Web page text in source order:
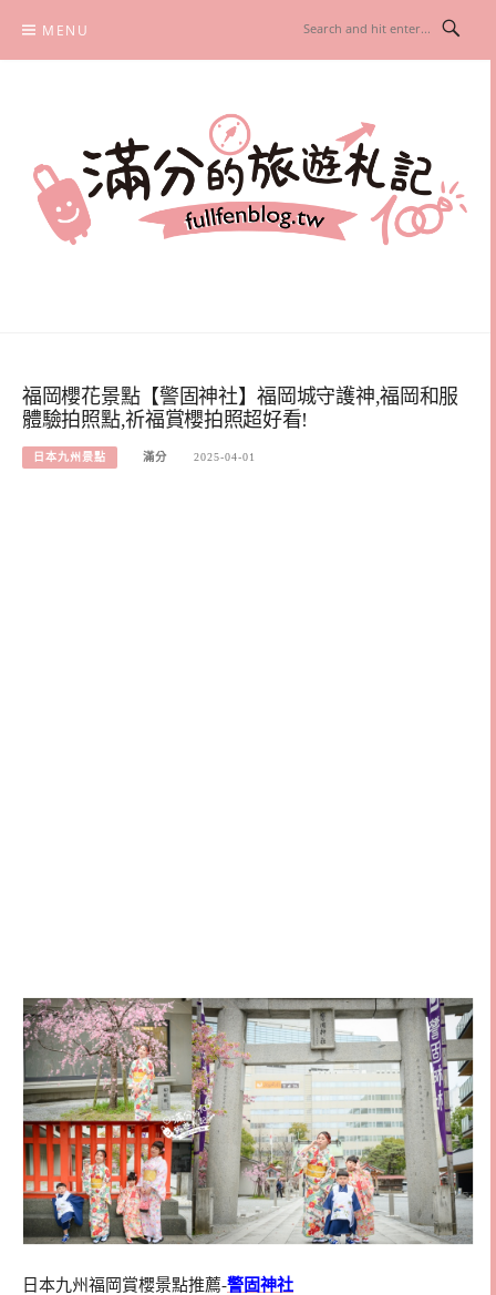
content
MENU
福岡櫻花景點【警固神社】福岡城守護神,福岡和服
體驗拍照點,祈福賞櫻拍照超好看!
日本九州景點 滿分 2025-04-01
日本九州福岡賞櫻景點推薦-警固神社